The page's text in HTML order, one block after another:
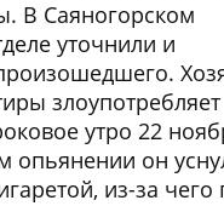
В Саяногорском
уточнили и
злоупотребляет
утро 22
опьянении он
из-за